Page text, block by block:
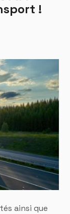
!
ainsi que